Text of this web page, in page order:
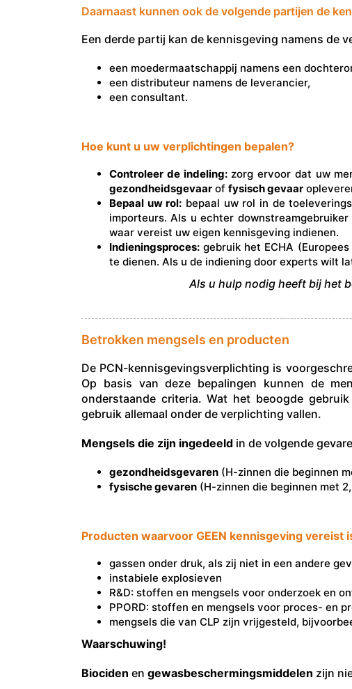
Daarnaast kunnen ook de volgende partijen de
Een derde partij kan de kennisgeving namens de
een moedermaatschappij namens een
een distributeur namens de leverancier,
een consultant.
Hoe kunt u uw verplichtingen bepalen?
Controleer de indeling:zorg ervoor dat uw
gezondheidsgevaar of fysisch gevaar
Bepaal uw rol: bepaal uw rol in de
importeurs. Als u echter
waar vereist uw eigen kennisgeving indienen.
Indieningsproces: gebruik het ECHA
te dienen. Als u de indiening door experts wilt
Als u hulp nodig heeft bij het
Betrokken mengsels en producten
De PCN-kennisgevingsverplichting is
Op basis van deze bepalingen kunnen de
onderstaande criteria. Wat het beoogde
gebruik allemaal onder de verplichting vallen.
Mengsels die zijn ingedeeld in de volgende
gezondheidsgevaren (H-zinnen die beginnen
fysische gevaren (H-zinnen die beginnen met
Producten waarvoor GEEN kennisgeving vereist
gassen onder druk, als zij niet in een andere
instabiele explosieven
R&D: stoffen en mengsels voor onderzoek en
PPORD: stoffen en mengsels voor proces- en
mengsels die van CLP zijn vrijgesteld,
Waarschuwing!
Biociden en gewasbeschermingsmiddelen zijn